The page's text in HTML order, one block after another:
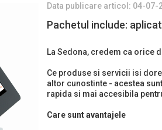
Data publicare articol: 04-07-
Pachetul include:
La Sedona, credem ca orice
Ce produse si servicii isi
altor cunostinte - acestea
rapida si mai accesibila
Care sunt avantajele